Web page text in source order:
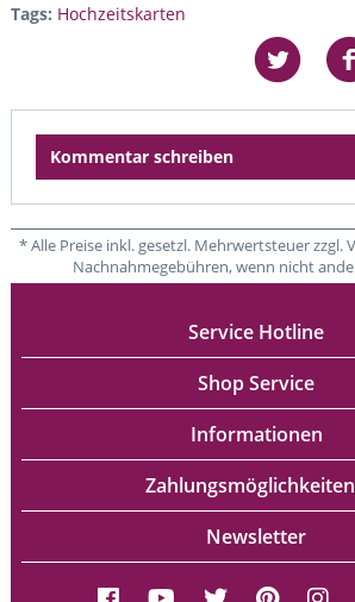
Tags: Hochzeitskarten
Kommentar schreiben
* Alle Preise inkl. gesetzl. Mehrwertsteuer zzgl.
Nachnahmegebühren, wenn nicht
Service Hotline
Shop Service
Informationen
Zahlungsmöglichkeiten
Newsletter